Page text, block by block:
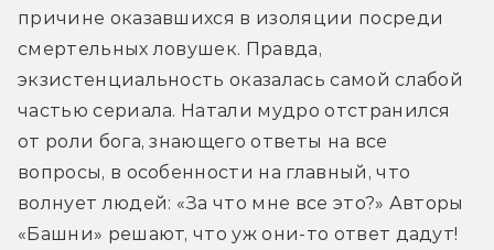
причине оказавшихся в изоляции посреди
смертельных ловушек. Правда,
экзистенциальность оказалась самой слабой
частью сериала. Натали мудро отстранился
от роли бога, знающего ответы на все
вопросы, в особенности на главный, что
волнует людей: «За что мне все это?» Авторы
«Башни» решают, что уж они-то ответ дадут!